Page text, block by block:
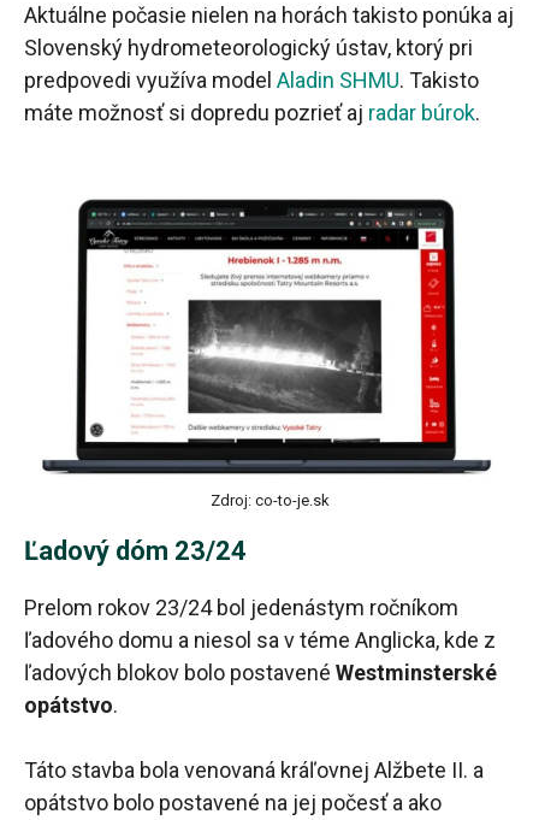
Aktuálne počasie nielen na horách takisto ponúka aj
Slovenský hydrometeorologický ústav, ktorý pri
predpovedi využíva model Aladin SHMU. Takisto
máte možnosť si dopredu pozrieť aj radar búrok.
Zdroj: co-to-je.sk
Ľadový dóm 23/24
Prelom rokov 23/24 bol jedenástym ročníkom
ľadového domu a niesol sa v téme Anglicka, kde z
ľadových blokov bolo postavené Westminsterské
opátstvo.
Táto stavba bola venovaná kráľovnej Alžbete II. a
opátstvo bolo postavené na jej počesť a ako